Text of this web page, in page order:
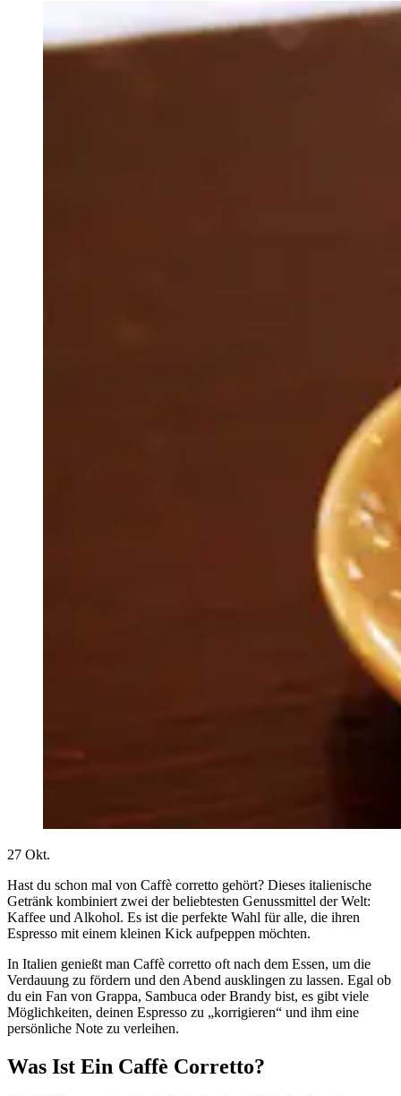
27 Okt.
Hast du schon mal von Caffè corretto gehört? Dieses italienische
Getränk kombiniert zwei der beliebtesten Genussmittel der Welt:
Kaffee und Alkohol. Es ist die perfekte Wahl für alle, die ihren
Espresso mit einem kleinen Kick aufpeppen möchten.
In Italien genießt man Caffè corretto oft nach dem Essen, um die
Verdauung zu fördern und den Abend ausklingen zu lassen. Egal ob
du ein Fan von Grappa, Sambuca oder Brandy bist, es gibt viele
Möglichkeiten, deinen Espresso zu „korrigieren“ und ihm eine
persönliche Note zu verleihen.
Was Ist Ein Caffè Corretto?